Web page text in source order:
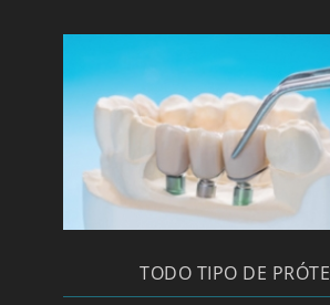
Laboratorio de prótesis
Limpieza bucal
Macroglasia
Maloclusion
Método Gerber para elección
Mucocele
TODO TIPO DE